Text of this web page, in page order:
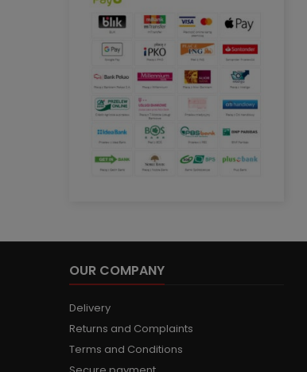
OUR COMPANY
Delivery
Returns and Complaints
Terms and Conditions